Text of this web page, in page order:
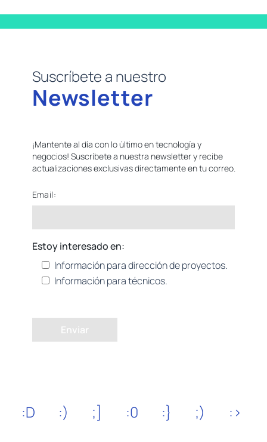
Suscríbete a nuestro
Newsletter
¡Mantente al día con lo último en tecnología y
negocios! Suscríbete a nuestra newsletter y recibe
actualizaciones exclusivas directamente en tu correo.
Email:
Estoy interesado en:
Información para dirección de proyectos.
Información para técnicos.
Enviar
:D :) ;] :0 :} ;) :>